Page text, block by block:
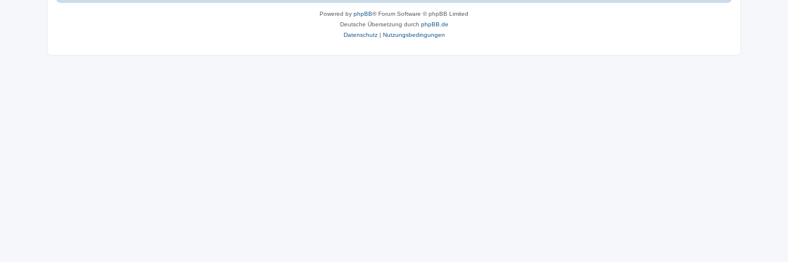
Powered by phpBB® Forum Software © phpBB Limited
Deutsche Übersetzung durch phpBB.de
Datenschutz| Nutzungsbedingungen